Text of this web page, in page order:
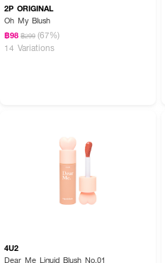
2P ORIGINAL
Oh My Blush
฿98 ฿299 (67%)
14 Variations
4U2
Dear Me Liquid Blush No.01